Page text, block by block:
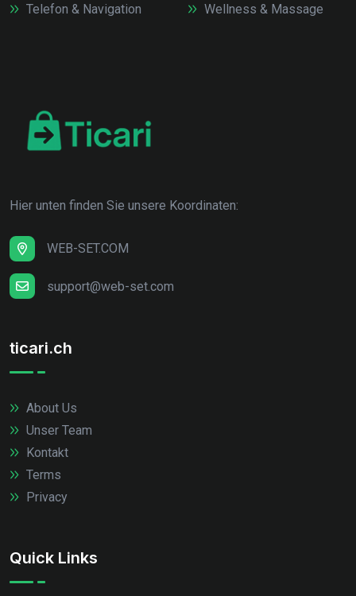
Telefon & Navigation
Wellness & Massage
Hier unten finden Sie unsere Koordinaten:
WEB-SET.COM
support@web-set.com
ticari.ch
About Us
Unser Team
Kontakt
Terms
Privacy
Quick Links